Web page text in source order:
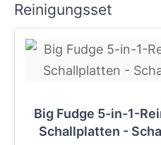
Reinigungsset
Big Fudge 5-in-1-
Schallplatten -